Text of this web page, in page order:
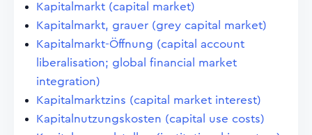
Kapitalmarkt (capital market)
Kapitalmarkt, grauer (grey capital market)
Kapitalmarkt-Öffnung (capital account
liberalisation; global financial market
integration)
Kapitalmarktzins (capital market interest)
Kapitalnutzungskosten (capital use costs)